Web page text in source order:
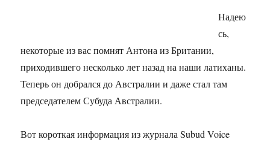
Надею
сь,
некоторые из вас помнят Антона из Британии,
приходившего несколько лет назад на наши латиханы.
Теперь он добрался до Австралии и даже стал там
председателем Субуда Австралии.
Вот короткая информация из журнала Subud Voice